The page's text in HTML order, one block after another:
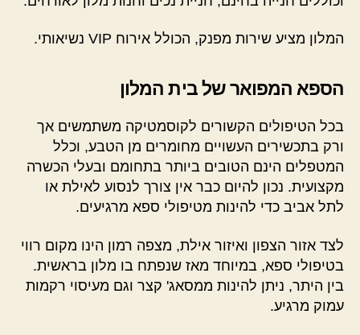
המלון מציע שירות מפנק, הכולל אירוח VIP נשיאותי.
הספא המפואר של בית המלון
בכל הטיפולים הקשורים לקוסמטיקה משתמשים אך
ורק בתכשירים העשויים מחומרים מן הטבע, וכלל
המטפלים הינם הטובים ביותר בתחומם ובעלי הכשרה
מקצועית. נכון להיום כבר אין צורך לנסוע לאילת או
לתל אביב כדי להינות מטיפולי ספא מרגיעים.
לצד אזור הצפון ואיזור אילת, מצפה רמון הינו מקום רווי
בטיפולי ספא, במיוחד מאז שנפתח בו מלון בראשית.
בין היתר, ניתן להינות ממסאג' קצר וגם מעיסוי רקמות
עמוק מרגיע.